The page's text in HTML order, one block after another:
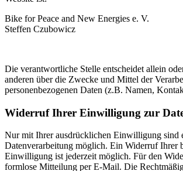
Bike for Peace and New Energies e. V.
Steffen Czubowicz
Die verantwortliche Stelle entscheidet allein
anderen über die Zwecke und Mittel der
personenbezogenen Daten (z.B. Namen,
Widerruf Ihrer Einwilligung zur
Nur mit Ihrer ausdrücklichen Einwilligung sind
Datenverarbeitung möglich. Ein Widerruf Ihrer
Einwilligung ist jederzeit möglich. Für den
formlose Mitteilung per E-Mail. Die